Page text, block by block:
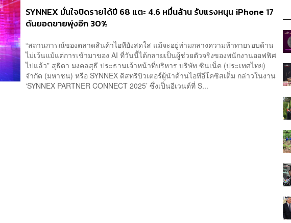
SYNNEX มั่นใจปิดรายได้ปี 68 แตะ 4.6 หมื่นล้าน รับแรงหนุน iPhone 17
ดันยอดขายพุ่งอีก 30%
“สถานการณ์ของตลาดสินค้าไอทียังสดใส แม้จะอยู่ท่ามกลางความท้าทายรอบด้าน
ไม่เว้นแม้แต่การเข้ามาของ AI ที่วันนี้ได้กลายเป็นผู้ช่วยตัวจริงของพนักงานออฟฟิศ
ไปแล้ว” สุธิดา มงคลสุธี ประธานเจ้าหน้าที่บริหาร บริษัท ซินเน็ค (ประเทศไทย)
จำกัด (มหาชน) หรือ SYNNEX ดิสทริบิวเตอร์ผู้นำด้านไอทีอีโคซิสเต็ม กล่าวในงาน
‘SYNNEX PARTNER CONNECT 2025’ ซึ่งเป็นอีเวนต์ที่ S...